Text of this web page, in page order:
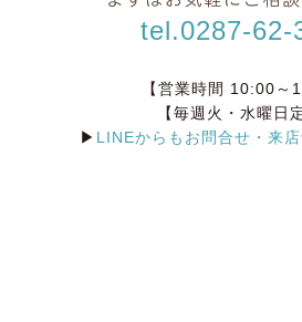
tel.0287-62-
【営業時間 10:00～
【毎週火・水曜日
▶ LINEからもお問合せ・来店